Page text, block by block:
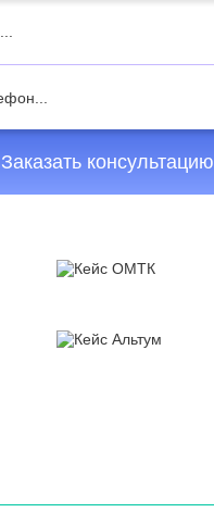
Заказать консультацию